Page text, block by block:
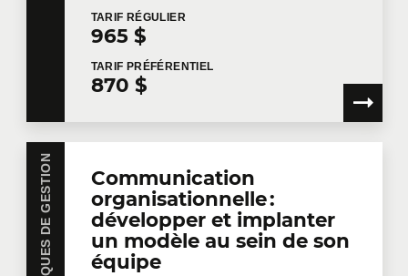
TARIF RÉGULIER
965 $
TARIF PRÉFÉRENTIEL
870 $
Communication
organisationnelle :
développer et implanter
un modèle au sein de son
équipe